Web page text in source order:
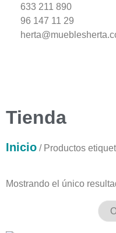
633 211 890
96 147 11 29
Tienda
Inicio / Productos
Mostrando el único